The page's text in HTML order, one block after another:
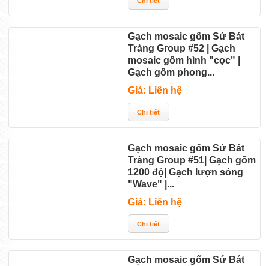
Gạch mosaic gốm Sứ Bát
Tràng Group #52 | Gạch
mosaic gốm hình "cọc" |
Gạch gốm phong...
Giá: Liên hệ
Gạch mosaic gốm Sứ Bát
Tràng Group #51| Gạch gốm
1200 độ| Gạch lượn sóng
"Wave" |...
Giá: Liên hệ
Gạch mosaic gốm Sứ Bát